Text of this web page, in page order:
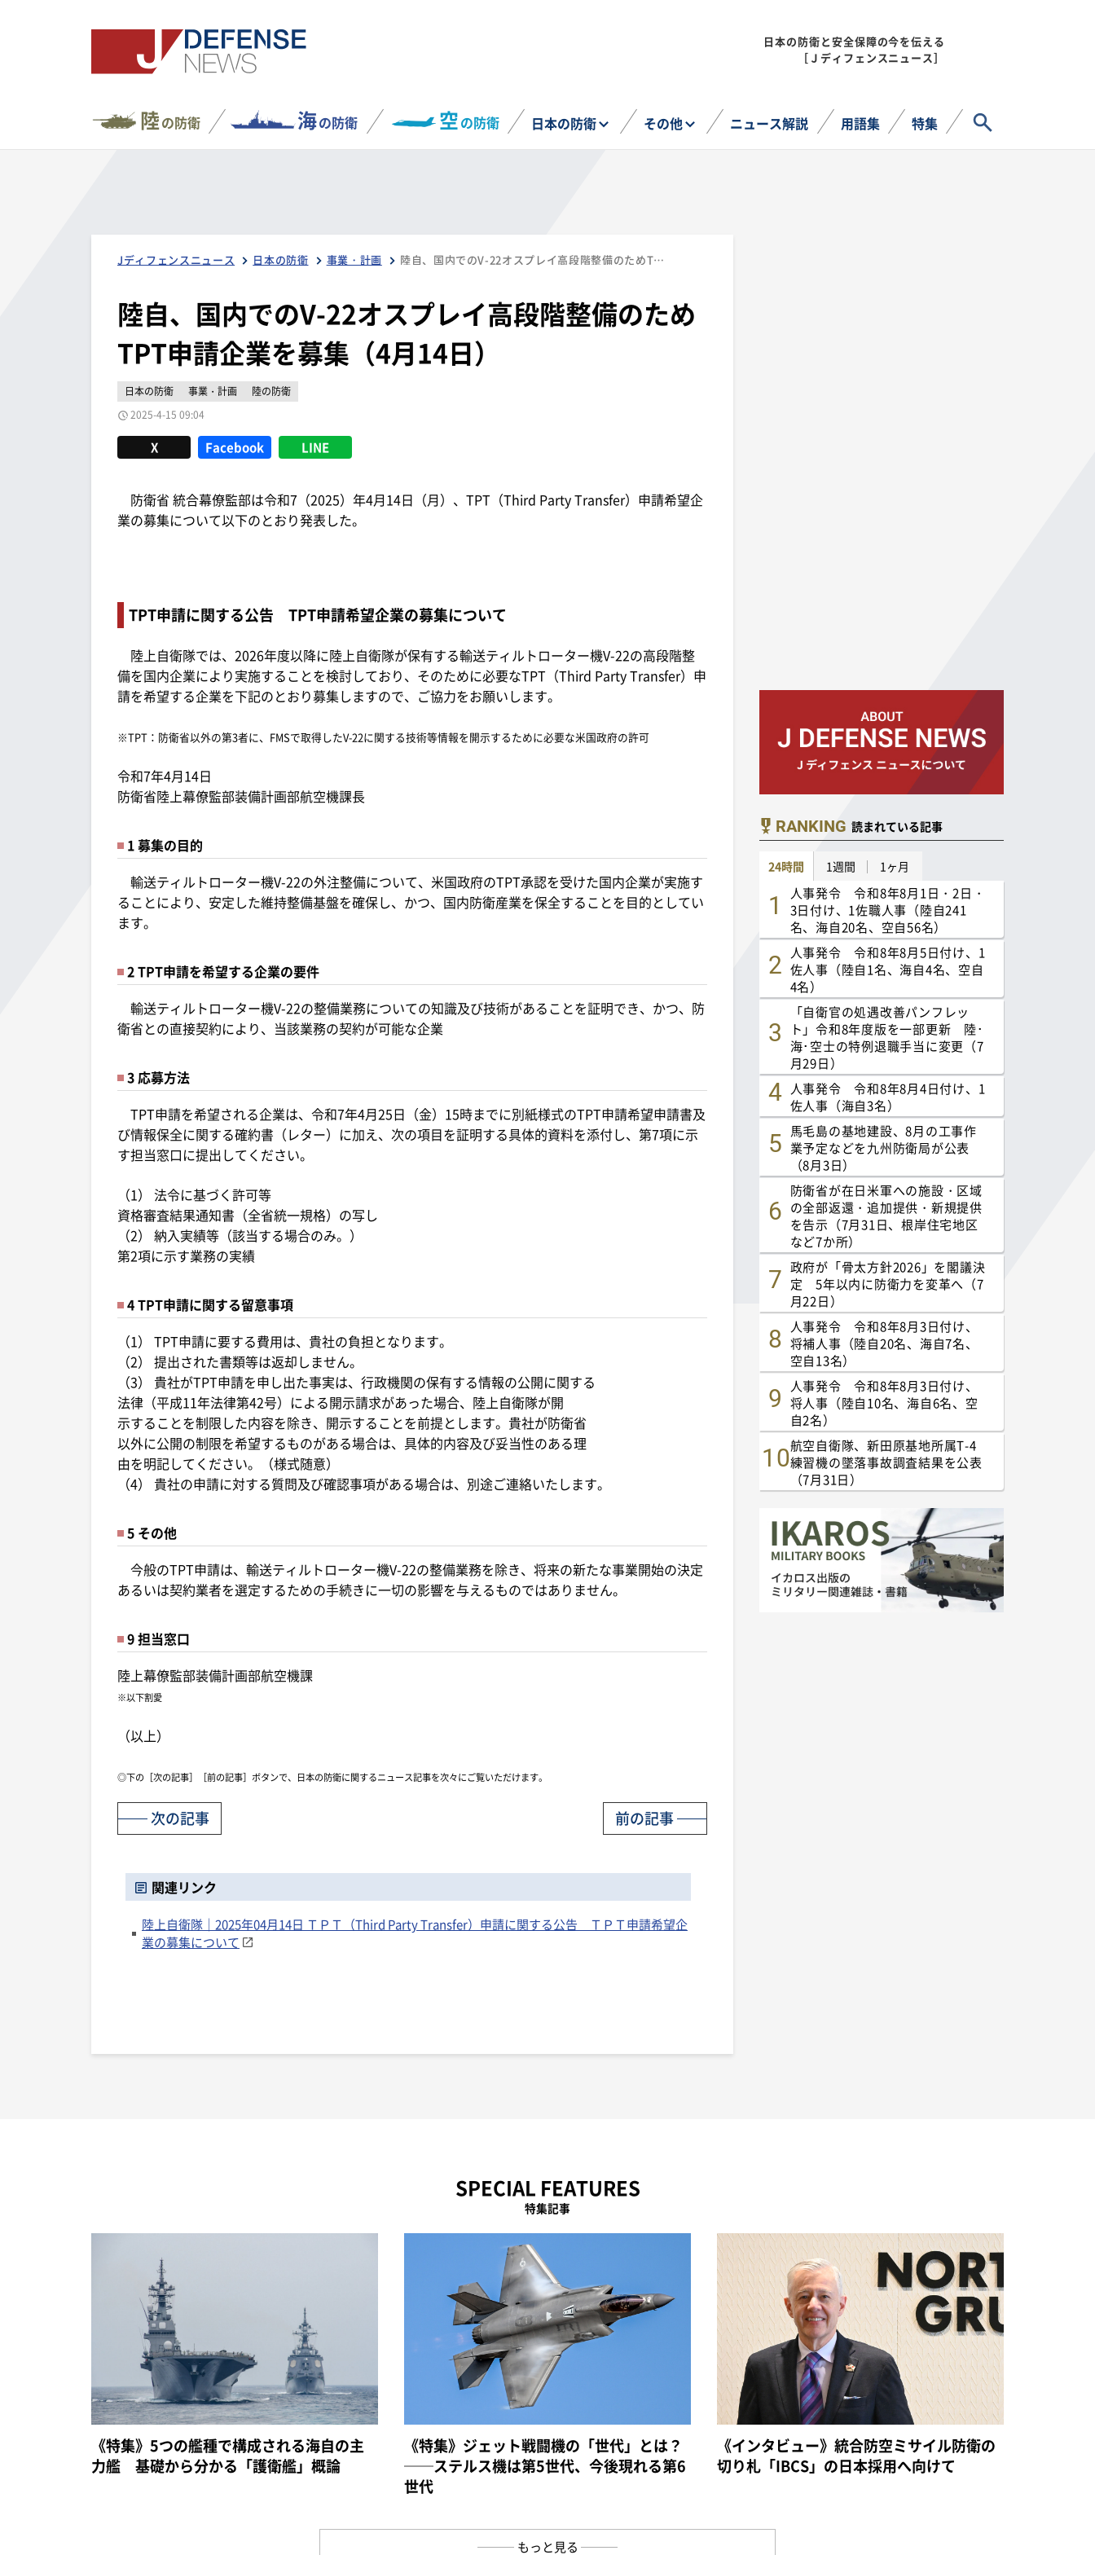
日本の防衛と安全保障の今を伝える
［Ｊディフェンスニュース］
陸の防衛 海の防衛 空の防衛 日本の防衛 その他 ニュース解説 用語集 特集
Jディフェンスニュース 日本の防衛 事業・計画 陸自、国内でのV-22オスプレイ高段階整備のためTPT申請企業を募集（4月14日）
陸自、国内でのV-22オスプレイ高段階整備のため
TPT申請企業を募集（4月14日）
日本の防衛 事業・計画
陸の防衛
2025-4-15 09:04
X Facebook LINE
防衛省 統合幕僚監部は令和7（2025）年4月14日（月）、TPT（Third Party Transfer）申請希望企
業の募集について以下のとおり発表した。
TPT申請に関する公告 TPT申請希望企業の募集について
陸上自衛隊では、2026年度以降に陸上自衛隊が保有する輸送ティルトローター機V-22の高段階整
備を国内企業により実施することを検討しており、そのために必要なTPT（Third Party Transfer）申
請を希望する企業を下記のとおり募集しますので、ご協力をお願いします。
※TPT：防衛省以外の第3者に、FMSで取得したV-22に関する技術等情報を開示するために必要な米国政府の許可
令和7年4月14日
防衛省陸上幕僚監部装備計画部航空機課長
1 募集の目的
輸送ティルトローター機V-22の外注整備について、米国政府のTPT承認を受けた国内企業が実施す
ることにより、安定した維持整備基盤を確保し、かつ、国内防衛産業を保全することを目的としてい
ます。
2 TPT申請を希望する企業の要件
輸送ティルトローター機V-22の整備業務についての知識及び技術があることを証明でき、かつ、防
衛省との直接契約により、当該業務の契約が可能な企業
3 応募方法
TPT申請を希望される企業は、令和7年4月25日（金）15時までに別紙様式のTPT申請希望申請書及
び情報保全に関する確約書（レター）に加え、次の項目を証明する具体的資料を添付し、第7項に示
す担当窓口に提出してください。
（1） 法令に基づく許可等
資格審査結果通知書（全省統一規格）の写し
（2） 納入実績等（該当する場合のみ。）
第2項に示す業務の実績
4 TPT申請に関する留意事項
（1） TPT申請に要する費用は、貴社の負担となります。
（2） 提出された書類等は返却しません。
（3） 貴社がTPT申請を申し出た事実は、行政機関の保有する情報の公開に関する
法律（平成11年法律第42号）による開示請求があった場合、陸上自衛隊が開
示することを制限した内容を除き、開示することを前提とします。貴社が防衛省
以外に公開の制限を希望するものがある場合は、具体的内容及び妥当性のある理
由を明記してください。（様式随意）
（4） 貴社の申請に対する質問及び確認事項がある場合は、別途ご連絡いたします。
5 その他
今般のTPT申請は、輸送ティルトローター機V-22の整備業務を除き、将来の新たな事業開始の決定
あるいは契約業者を選定するための手続きに一切の影響を与えるものではありません。
9 担当窓口
陸上幕僚監部装備計画部航空機課
※以下割愛
（以上）
◎下の［次の記事］［前の記事］ボタンで、日本の防衛に関するニュース記事を次々にご覧いただけます。
前の記事
次の記事
関連リンク
陸上自衛隊｜2025年04月14日 ＴＰＴ（Third Party Transfer）申請に関する公告 ＴＰＴ申請希望企
業の募集について
RANKING 読まれている記事
24時間 1週間 1ヶ月
人事発令 令和8年8月1日・2日・
3日付け、1佐職人事（陸自241
名、海自20名、空自56名）
人事発令 令和8年8月5日付け、1
佐人事（陸自1名、海自4名、空自
4名）
「自衛官の処遇改善パンフレッ
ト」令和8年度版を一部更新 陸･
海･空士の特例退職手当に変更（7
月29日）
人事発令 令和8年8月4日付け、1
佐人事（海自3名）
馬毛島の基地建設、8月の工事作
業予定などを九州防衛局が公表
（8月3日）
防衛省が在日米軍への施設・区域
の全部返還・追加提供・新規提供
を告示（7月31日、根岸住宅地区
など7か所）
政府が「骨太方針2026」を閣議決
定 5年以内に防衛力を変革へ（7
月22日）
人事発令 令和8年8月3日付け、
将補人事（陸自20名、海自7名、
空自13名）
人事発令 令和8年8月3日付け、
将人事（陸自10名、海自6名、空
自2名）
航空自衛隊、新田原基地所属T-4
練習機の墜落事故調査結果を公表
（7月31日）
SPECIAL FEATURES
特集記事
《特集》5つの艦種で構成される海自の主
力艦 基礎から分かる「護衛艦」概論
《特集》ジェット戦闘機の「世代」とは？
──ステルス機は第5世代、今後現れる第6
世代
《インタビュー》統合防空ミサイル防衛の
切り札「IBCS」の日本採用へ向けて
もっと見る